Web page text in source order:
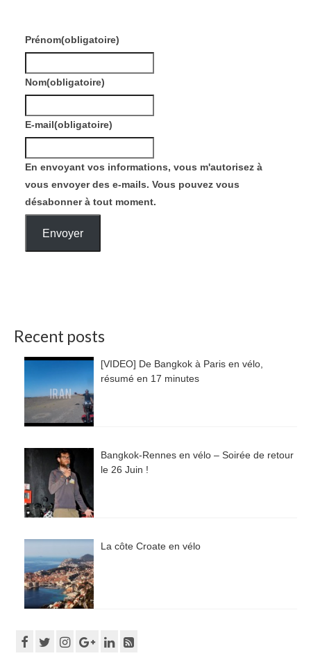
Prénom(obligatoire)
Nom(obligatoire)
E-mail(obligatoire)
En envoyant vos informations, vous m'autorisez à
vous envoyer des e-mails. Vous pouvez vous
désabonner à tout moment.
Envoyer
Recent posts
[VIDEO] De Bangkok à Paris en vélo,
résumé en 17 minutes
Bangkok-Rennes en vélo – Soirée de retour
le 26 Juin !
La côte Croate en vélo